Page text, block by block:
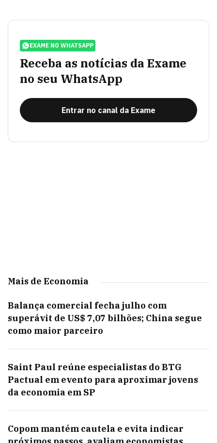
EXAME NO WHATSAPP
Receba as notícias da Exame
no seu WhatsApp
Entrar no canal da Exame
Mais de Economia
Balança comercial fecha julho com
superávit de US$ 7,07 bilhões; China segue
como maior parceiro
Saint Paul reúne especialistas do BTG
Pactual em evento para aproximar jovens
da economia em SP
Copom mantém cautela e evita indicar